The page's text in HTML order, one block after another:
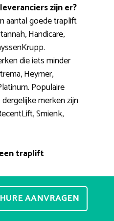
zijn er?
aantal goede traplift
Handicare,
die iets minder
Heymer,
Populaire
merken zijn
Smienk,
traplift
testen in uw
zo eenvoudig. Wel
directe tips /
AANVRAGEN